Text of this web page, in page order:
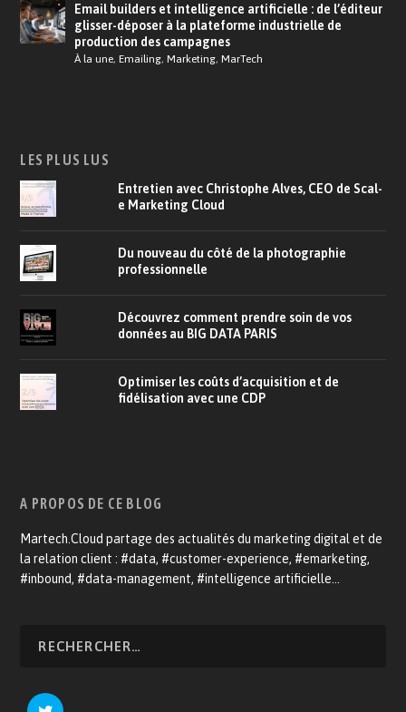
Email builders et intelligence artificielle : de l’éditeur
glisser-déposer à la plateforme industrielle de
production des campagnes
À la une,Emailing,Marketing,MarTech
LES PLUS LUS
Entretien avec Christophe Alves, CEO de Scal-
e Marketing Cloud
Du nouveau du côté de la photographie
professionnelle
Découvrez comment prendre soin de vos
données au BIG DATA PARIS
Optimiser les coûts d’acquisition et de
fidélisation avec une CDP
A PROPOS DE CE BLOG
Martech.Cloud partage des actualités du marketing digital et de
la relation client : #data, #customer-experience, #emarketing,
#inbound, #data-management, #intelligence artificielle…